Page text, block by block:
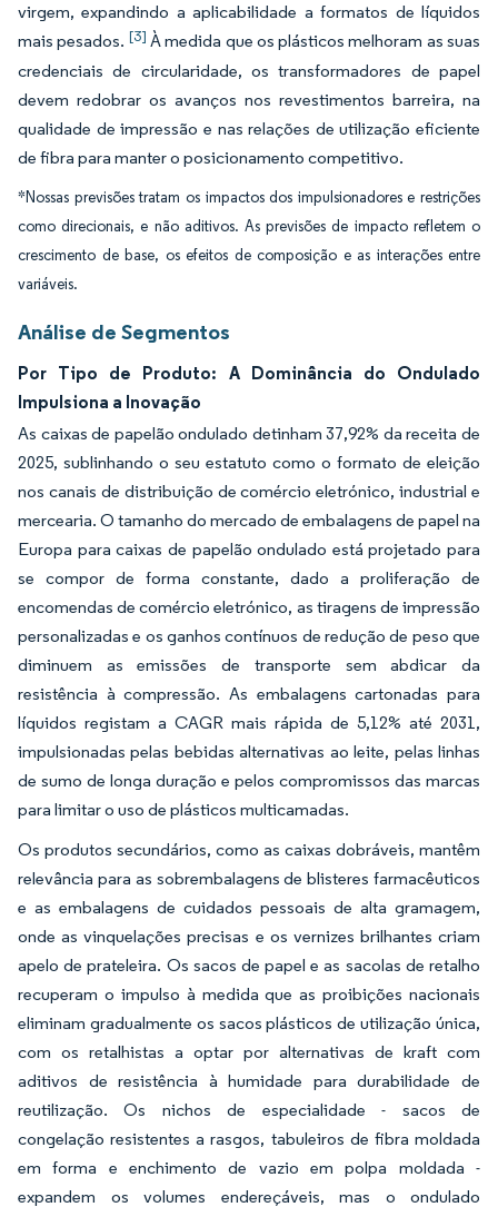
virgem, expandindo a aplicabilidade a formatos de líquidos
mais pesados. [3] À medida que os plásticos melhoram as suas
credenciais de circularidade, os transformadores de papel
devem redobrar os avanços nos revestimentos barreira, na
qualidade de impressão e nas relações de utilização eficiente
de fibra para manter o posicionamento competitivo.
*Nossas previsões tratam os impactos dos impulsionadores e restrições
como direcionais, e não aditivos. As previsões de impacto refletem o
crescimento de base, os efeitos de composição e as interações entre
variáveis.
Análise de Segmentos
Por Tipo de Produto: A Dominância do Ondulado
Impulsiona a Inovação
As caixas de papelão ondulado detinham 37,92% da receita de
2025, sublinhando o seu estatuto como o formato de eleição
nos canais de distribuição de comércio eletrónico, industrial e
mercearia. O tamanho do mercado de embalagens de papel na
Europa para caixas de papelão ondulado está projetado para
se compor de forma constante, dado a proliferação de
encomendas de comércio eletrónico, as tiragens de impressão
personalizadas e os ganhos contínuos de redução de peso que
diminuem as emissões de transporte sem abdicar da
resistência à compressão. As embalagens cartonadas para
líquidos registam a CAGR mais rápida de 5,12% até 2031,
impulsionadas pelas bebidas alternativas ao leite, pelas linhas
de sumo de longa duração e pelos compromissos das marcas
para limitar o uso de plásticos multicamadas.
Os produtos secundários, como as caixas dobráveis, mantêm
relevância para as sobrembalagens de blisteres farmacêuticos
e as embalagens de cuidados pessoais de alta gramagem,
onde as vinquelações precisas e os vernizes brilhantes criam
apelo de prateleira. Os sacos de papel e as sacolas de retalho
recuperam o impulso à medida que as proibições nacionais
eliminam gradualmente os sacos plásticos de utilização única,
com os retalhistas a optar por alternativas de kraft com
aditivos de resistência à humidade para durabilidade de
reutilização. Os nichos de especialidade - sacos de
congelação resistentes a rasgos, tabuleiros de fibra moldada
em forma e enchimento de vazio em polpa moldada -
expandem os volumes endereçáveis, mas o ondulado